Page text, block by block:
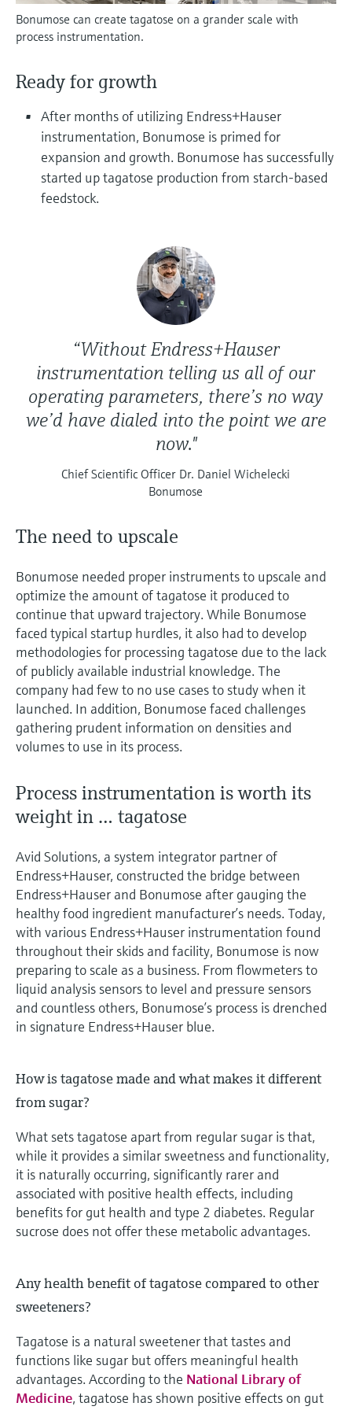
velg ditt relevante industriformål for å sikre
et pålitelig utvalg.
Informasjon om enheten
produkter og reservedeler) ved å skrive inn
typeskilt.
Finn reservedeler
Finn riktig reservedel ved å skrive inn
produktrot, ordrekode eller serienummer
Handle alt
Fotometre til industrien
mikrobølgeteknologi
Enklere væskeanalyse med
Memosens-teknologi
Handle alt
Bonumose can create tagatose on a grander scale with
process instrumentation.
Ready for growth
After months of utilizing Endress+Hauser
instrumentation, Bonumose is primed for
expansion and growth. Bonumose has successfully
started up tagatose production from starch-based
feedstock.
“Without Endress+Hauser
instrumentation telling us all of our
operating parameters, there’s no way
we’d have dialed into the point we are
now."
Chief Scientific Officer Dr. Daniel Wichelecki
Bonumose
The need to upscale
Bonumose needed proper instruments to upscale and
optimize the amount of tagatose it produced to
continue that upward trajectory. While Bonumose
faced typical startup hurdles, it also had to develop
methodologies for processing tagatose due to the lack
of publicly available industrial knowledge. The
company had few to no use cases to study when it
launched. In addition, Bonumose faced challenges
gathering prudent information on densities and
volumes to use in its process.
Process instrumentation is worth its
weight in … tagatose
Avid Solutions, a system integrator partner of
Endress+Hauser, constructed the bridge between
Endress+Hauser and Bonumose after gauging the
healthy food ingredient manufacturer’s needs. Today,
with various Endress+Hauser instrumentation found
throughout their skids and facility, Bonumose is now
preparing to scale as a business. From flowmeters to
liquid analysis sensors to level and pressure sensors
and countless others, Bonumose’s process is drenched
in signature Endress+Hauser blue.
How is tagatose made and what makes it different
from sugar?
What sets tagatose apart from regular sugar is that,
while it provides a similar sweetness and functionality,
it is naturally occurring, significantly rarer and
associated with positive health effects, including
benefits for gut health and type 2 diabetes. Regular
sucrose does not offer these metabolic advantages.
Any health benefit of tagatose compared to other
sweeteners?
Tagatose is a natural sweetener that tastes and
functions like sugar but offers meaningful health
advantages. According to the National Library of
Medicine, tagatose has shown positive effects on gut